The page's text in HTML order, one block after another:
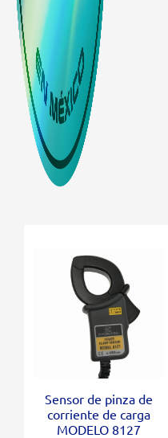
Sensor de pinza de
corriente de carga
MODELO 8127